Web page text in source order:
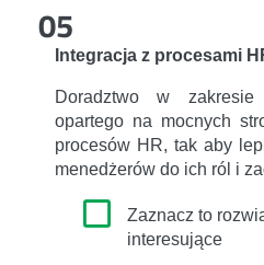
05
Integracja z procesami
Doradztwo w zakresie
opartego na mocnych
procesów HR, tak aby
menedżerów do ich ról i
Zaznacz to
interesujące